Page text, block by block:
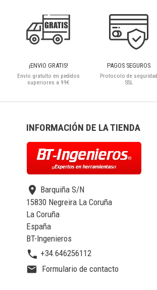
¡ENVIO GRATIS!
Envío gratuíto en pedidos
superiores a 99€
PAGOS SEGUROS
Protocolo de seguridad
SSL
INFORMACIÓN DE LA TIENDA
location_on Barquiña S/N
15830 Negreira La Coruña
La Coruña
España
BT-Ingenieros
phone +34.646256112
email Formulario de contacto